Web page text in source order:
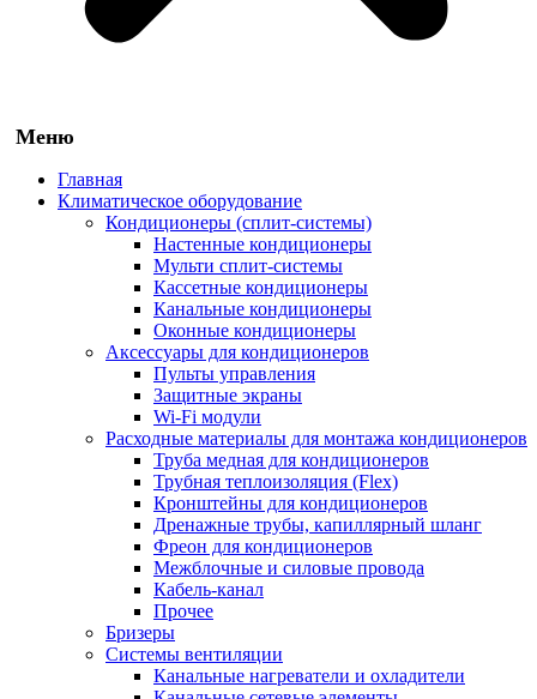
Главная
Климатическое оборудование
Кондиционеры (сплит-системы)
Настенные кондиционеры
Мульти сплит-системы
Кассетные кондиционеры
Канальные кондиционеры
Оконные кондиционеры
Аксессуары для кондиционеров
Пульты управления
Защитные экраны
Wi-Fi модули
Расходные материалы для монтажа кондиционеров
Труба медная для кондиционеров
Трубная теплоизоляция (Flex)
Кронштейны для кондиционеров
Дренажные трубы, капиллярный шланг
Фреон для кондиционеров
Межблочные и силовые провода
Кабель-канал
Прочее
Бризеры
Системы вентиляции
Канальные нагреватели и охладители